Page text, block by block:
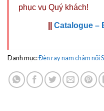
phục vụ Quý khách!
Catalogue –
Danh mục:Đèn ray nam châm nổi